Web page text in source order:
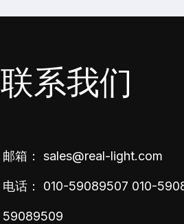
联系我们
邮箱：sales@real-light.com
电话： 010-59089507 010-
59089509